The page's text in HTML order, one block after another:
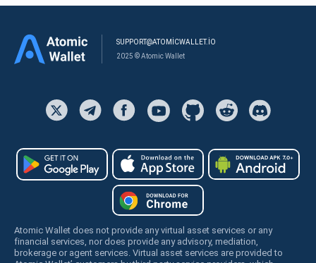
SUPPORT@ATOMICWALLET.IO
2025 © Atomic Wallet
Atomic Wallet does not provide any virtual asset services or any
financial services, nor does provide any advisory, mediation,
brokerage or agent services. Virtual asset services are provided to